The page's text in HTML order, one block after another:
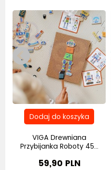
VIGA Drewniana
Przybijanka Roboty 45...
59,90 PLN